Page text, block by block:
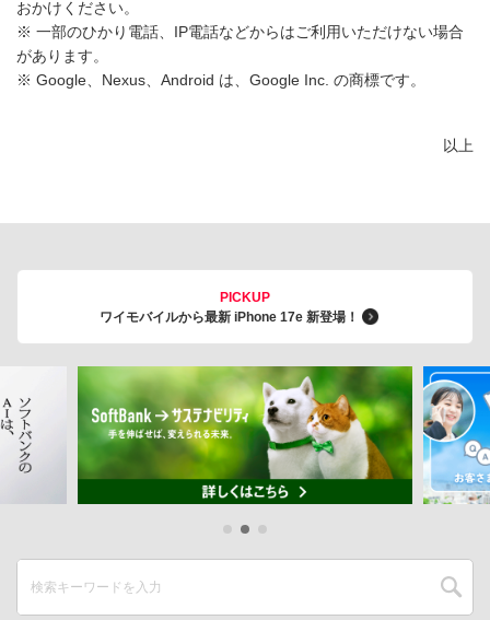
おかけください。
※ 一部のひかり電話、IP電話などからはご利用いただけない場合
があります。
※ Google、Nexus、Android は、Google Inc. の商標です。
以上
PICKUP
ワイモバイルから最新 iPhone 17e 新登場！